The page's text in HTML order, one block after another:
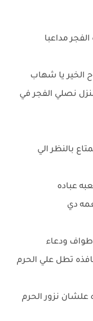
مداعبا
الخير يا شهاب
نصلي الفجر في
بالنظر الي
عباده
دي
ودعاء
تطل علي الحرم
علشان نزور الحرم